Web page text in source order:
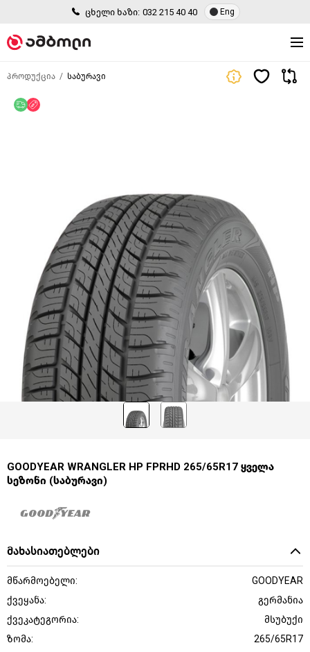
ცხელი ხაზი: 032 215 40 40 Eng
პროდუქცია საბურავი
უფასო მიწოდება
GOODYEAR WRANGLER HP FPRHD 265/65R17 ყველა
სეზონი (საბურავი)
მახასიათებლები
მწარმოებელი:
GOODYEAR
ქვეყანა:
გერმანია
ქვეკატეგორია:
მსუბუქი
ზომა:
265/65R17